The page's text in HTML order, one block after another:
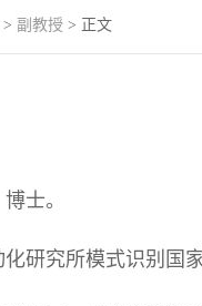
> 副教授 > 正文
士。
自动化研究所